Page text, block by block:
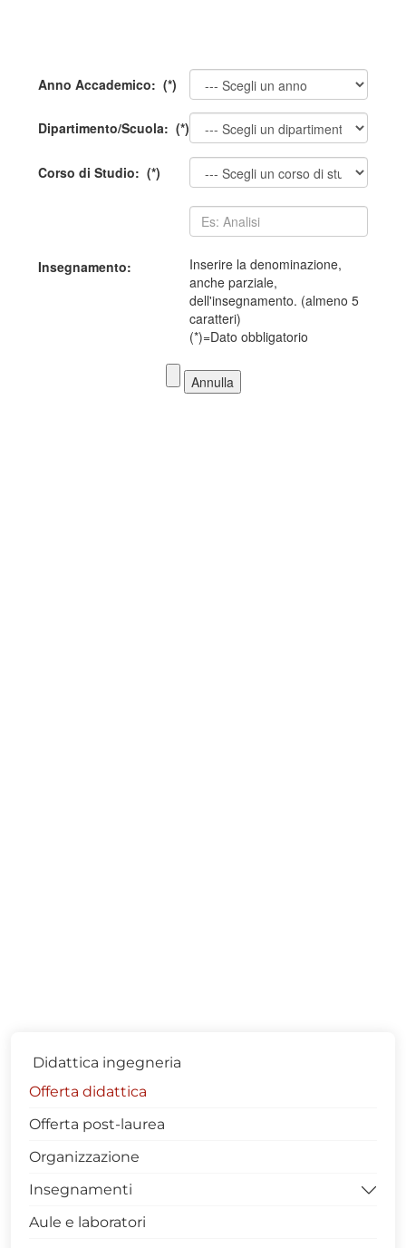
Didattica ingegneria
Offerta didattica
Offerta post-laurea
Organizzazione
Insegnamenti
Archivio
Aule e laboratori